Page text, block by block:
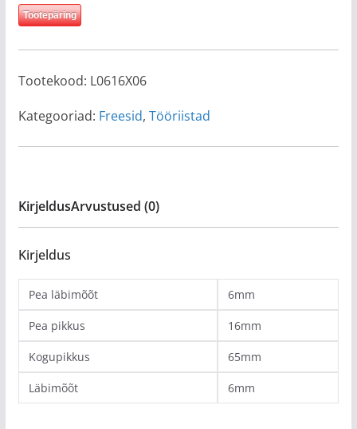
Tootepäring
Tootekood: L0616X06
Kategooriad: Freesid, Tööriistad
KirjeldusArvustused (0)
Kirjeldus
Pea läbimõõt 6mm
Pea pikkus 16mm
Kogupikkus 65mm
Läbimõõt 6mm